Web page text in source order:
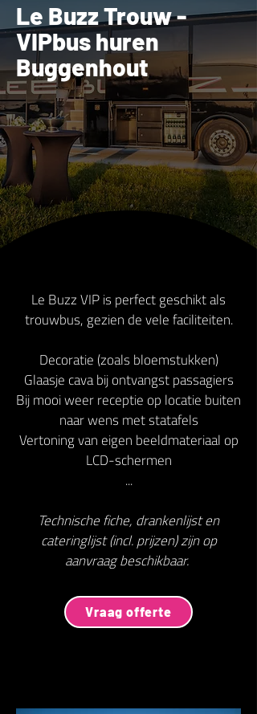
Le Buzz Trouw -
VIPbus huren
Buggenhout
Le Buzz VIP is perfect geschikt als
trouwbus, gezien de vele faciliteiten.
Decoratie (zoals bloemstukken)
Glaasje cava bij ontvangst passagiers
Bij mooi weer receptie op locatie buiten
naar wens met statafels
Vertoning van eigen beeldmateriaal op
LCD-schermen
...
Technische fiche, drankenlijst en
cateringlijst (incl. prijzen) zijn op
aanvraag beschikbaar.
Vraag offerte